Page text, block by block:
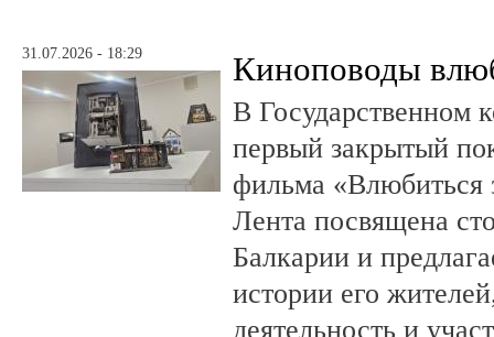
31.07.2026 - 18:29 Киноповоды
В Государственном
первый закрытый
фильма «Влюбиться
Лента посвящена
Балкарии и
истории его
деятельность и